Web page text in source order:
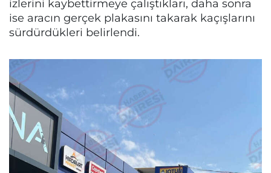
izlerini kaybettirmeye çalıştıkları, daha sonra
ise aracın gerçek plakasını takarak kaçışlarını
sürdürdükleri belirlendi.